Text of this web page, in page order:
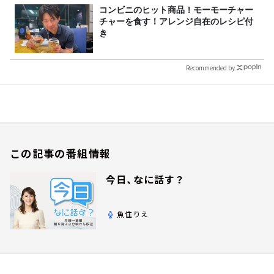
コンビニのヒット商品！モーモーチャー
チャーを食す！アレンジ自在のレシピ付
き
Recommended by
この記事の番組情報
今日、なに話す？
魚住りえ